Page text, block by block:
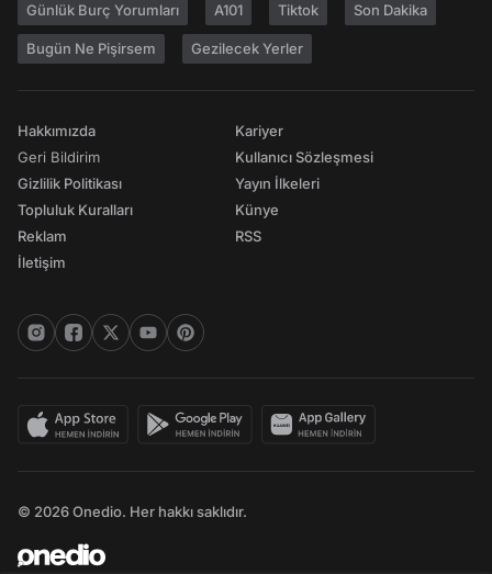
Günlük Burç Yorumları A101 Tiktok Son Dakika
Bugün Ne Pişirsem Gezilecek Yerler
Hakkımızda
Geri Bildirim
Gizlilik Politikası
Topluluk Kuralları
Reklam
İletişim
Kariyer
Kullanıcı Sözleşmesi
Yayın İlkeleri
Künye
RSS
© 2026 Onedio. Her hakkı saklıdır.